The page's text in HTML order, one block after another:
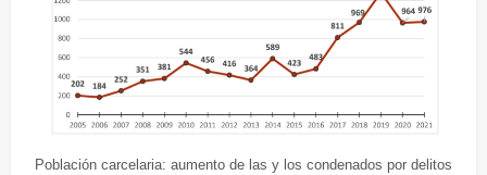
Población carcelaria: aumento de las y los condenados por delitos